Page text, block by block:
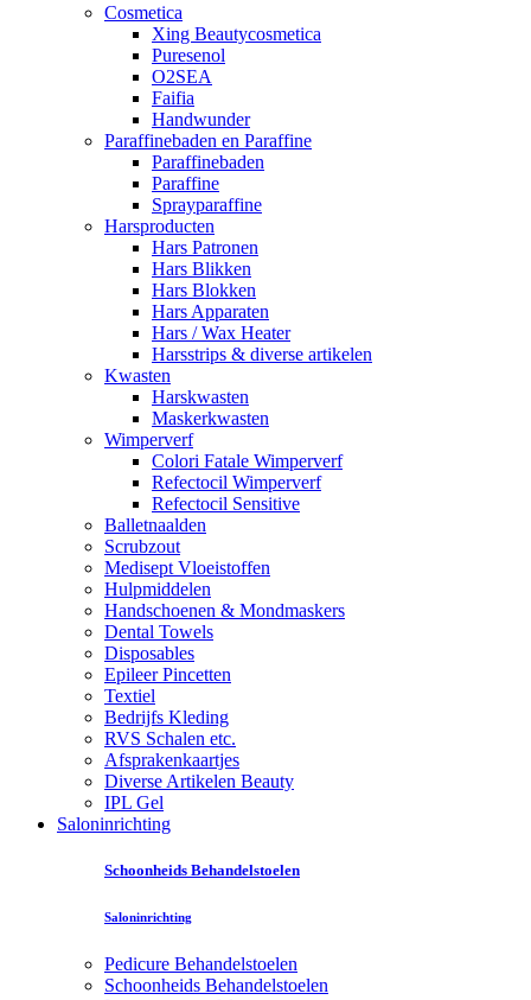
Cosmetica
Xing Beautycosmetica
Puresenol
O2SEA
Faifia
Handwunder
Paraffinebaden en Paraffine
Paraffinebaden
Paraffine
Sprayparaffine
Harsproducten
Hars Patronen
Hars Blikken
Hars Blokken
Hars Apparaten
Hars / Wax Heater
Harsstrips & diverse artikelen
Kwasten
Harskwasten
Maskerkwasten
Wimperverf
Colori Fatale Wimperverf
Refectocil Wimperverf
Refectocil Sensitive
Balletnaalden
Scrubzout
Medisept Vloeistoffen
Hulpmiddelen
Handschoenen & Mondmaskers
Dental Towels
Disposables
Epileer Pincetten
Textiel
Bedrijfs Kleding
RVS Schalen etc.
Afsprakenkaartjes
Diverse Artikelen Beauty
IPL Gel
Saloninrichting
Schoonheids Behandelstoelen
Saloninrichting
Pedicure Behandelstoelen
Schoonheids Behandelstoelen